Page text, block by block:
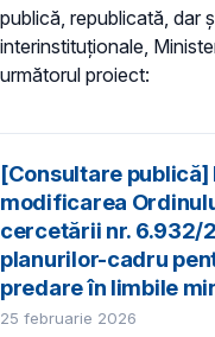
publică, republicată, dar
interinstituționale,
următorul proiect:
[Consultare
modificarea
cercetării nr. 6.932/
planurilor-cadru
predare în limbile
25 februarie 2026